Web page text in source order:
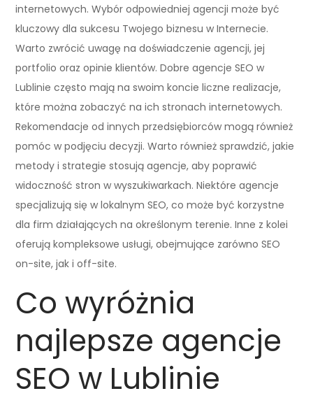
internetowych. Wybór odpowiedniej agencji może być
kluczowy dla sukcesu Twojego biznesu w Internecie.
Warto zwrócić uwagę na doświadczenie agencji, jej
portfolio oraz opinie klientów. Dobre agencje SEO w
Lublinie często mają na swoim koncie liczne realizacje,
które można zobaczyć na ich stronach internetowych.
Rekomendacje od innych przedsiębiorców mogą również
pomóc w podjęciu decyzji. Warto również sprawdzić, jakie
metody i strategie stosują agencje, aby poprawić
widoczność stron w wyszukiwarkach. Niektóre agencje
specjalizują się w lokalnym SEO, co może być korzystne
dla firm działających na określonym terenie. Inne z kolei
oferują kompleksowe usługi, obejmujące zarówno SEO
on-site, jak i off-site.
Co wyróżnia
najlepsze agencje
SEO w Lublinie